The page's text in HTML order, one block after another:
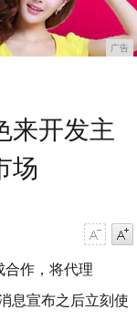
广告
来开发主
场
合作，将代理
息宣布之后立刻使